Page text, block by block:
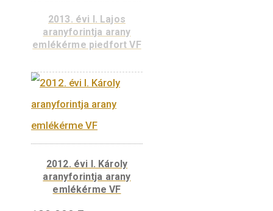
KOSÁRBA
TESZEM
2014. évi Mária (1382-
1395) aranyforintja
arany emlékérme